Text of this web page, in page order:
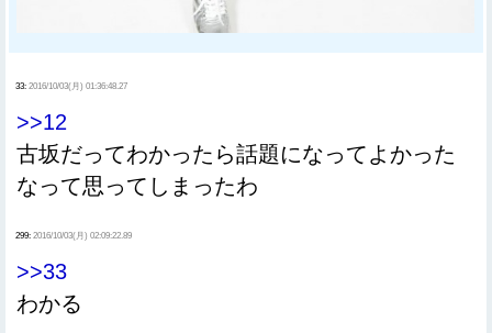
33: 2016/10/03(月) 01:36:48.27
>>12
古坂だってわかったら話題になってよかった
なって思ってしまったわ
299: 2016/10/03(月) 02:09:22.89
>>33
わかる